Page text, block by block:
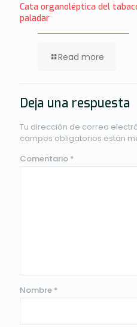
Cata organoléptica del
paladar
Read more
Deja una respuesta
Tu dirección de correo
campos obligatorios están
Comentario *
Nombre *